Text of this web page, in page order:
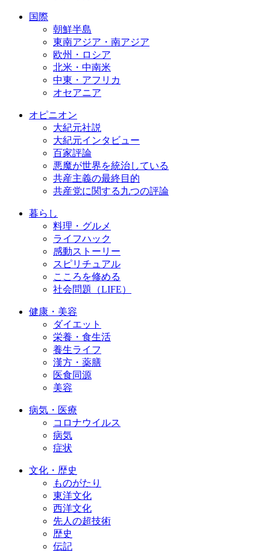
国際
朝鮮半島
東南アジア・南アジア
欧州・ロシア
北米・中南米
中東・アフリカ
オセアニア
オピニオン
大紀元社説
大紀元インタビュー
百家評論
悪魔が世界を統治している
共産主義の最終目的
共産党に関する九つの評論
暮らし
料理・グルメ
ライフハック
感動ストーリー
スピリチュアル
こころを修める
社会問題（LIFE）
健康・美容
ダイエット
栄養・食生活
養生ライフ
漢方・薬膳
医食同源
美容
病気・医療
コロナウイルス
病気
症状
文化・歴史
ものがたり
東洋文化
西洋文化
先人の超技術
歴史
伝記